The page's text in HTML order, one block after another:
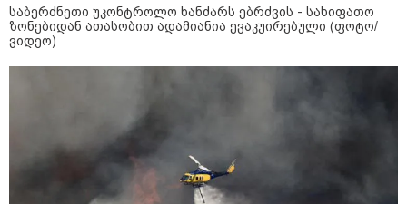
საბერძნეთი უკონტროლო ხანძარს ებრძვის - სახიფათო
ზონებიდან ათასობით ადამიანია ევაკუირებული (ფოტო/
ვიდეო)